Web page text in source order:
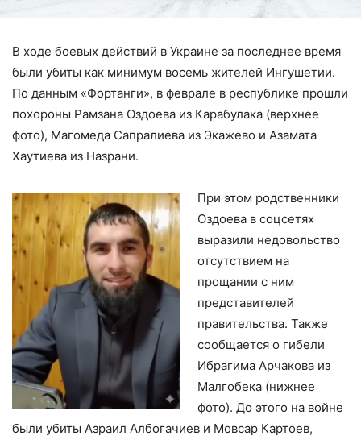
В ходе боевых действий в Украине за последнее время
были убиты как минимум восемь жителей Ингушетии.
По данным «Фортанги», в феврале в республике прошли
похороны Рамзана Оздоева из Карабулака (верхнее
фото), Магомеда Сапралиева из Экажево и Азамата
Хаутиева из Назрани.
При этом родственники
Оздоева в соцсетях
выразили недовольство
отсутствием на
прощании с ним
представителей
правительства. Также
сообщается о гибели
Ибрагима Арчакова из
Малгобека (нижнее
фото). До этого на войне
были убиты Азраил Албогачиев и Мовсар Картоев,